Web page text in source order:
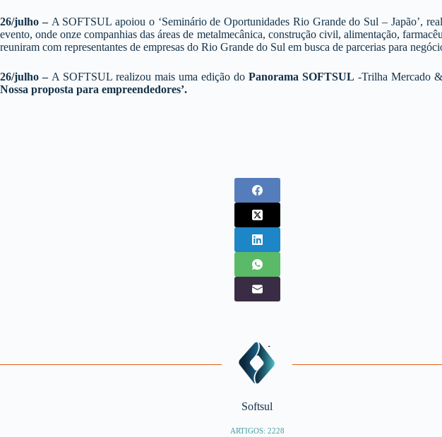
26/julho – A SOFTSUL apoiou o ‘Seminário de Oportunidades Rio Grande do Sul – Japão’,
evento, onde onze companhias das áreas de metalmecânica, construção civil, alimentação,
reuniram com representantes de empresas do Rio Grande do Sul em busca de parcerias para
26/julho – A SOFTSUL realizou mais uma edição do Panorama SOFTSUL -Trilha Mercado
Nossa proposta para empreendedores’.
Softsul
ARTIGOS: 2228